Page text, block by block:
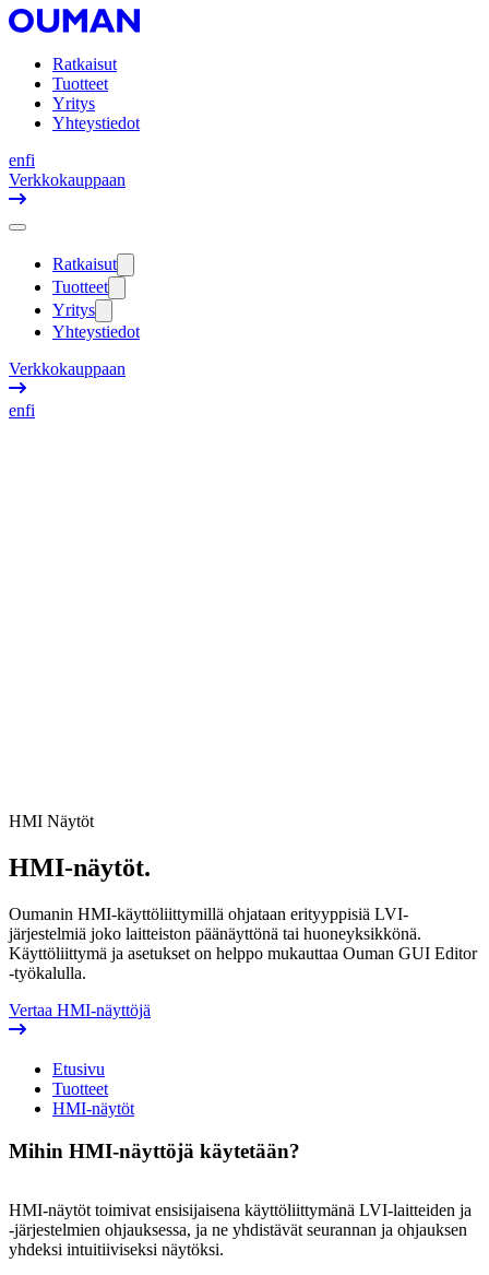
Ratkaisut
Tuotteet
Yritys
Yhteystiedot
enfi
Verkkokauppaan
Ratkaisut
Tuotteet
Yritys
Yhteystiedot
Verkkokauppaan
enfi
HMI Näytöt
HMI-näytöt.
Oumanin HMI-käyttöliittymillä ohjataan erityyppisiä LVI-
järjestelmiä joko laitteiston päänäyttönä tai huoneyksikkönä.
Käyttöliittymä ja asetukset on helppo mukauttaa Ouman GUI Editor
-työkalulla.
Vertaa HMI-näyttöjä
Etusivu
Tuotteet
HMI-näytöt
Mihin HMI-näyttöjä käytetään?
HMI-näytöt toimivat ensisijaisena käyttöliittymänä LVI-laitteiden ja
-järjestelmien ohjauksessa, ja ne yhdistävät seurannan ja ohjauksen
yhdeksi intuitiiviseksi näytöksi.